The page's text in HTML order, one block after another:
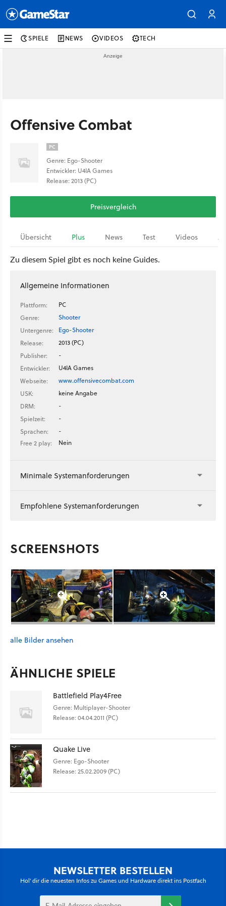
SPIELE NEWS VIDEOS TECH
Offensive Combat
PC
Genre: Ego-Shooter
Entwickler: U4IA Games
Release: 2013 (PC)
Preisvergleich
Übersicht Plus News Test Videos
Zu diesem Spiel gibt es noch keine Guides.
Allgemeine Informationen
Plattform:
PC
Genre:
Shooter
Untergenre:
Ego-Shooter
Release:
2013 (PC)
Publisher:
-
Entwickler:
U4IA Games
Webseite:
www.offensivecombat.com
USK:
keine Angabe
DRM:
-
Spielzeit:
-
Sprachen:
-
Free 2 play:
Nein
Minimale Systemanforderungen
Empfohlene Systemanforderungen
SCREENSHOTS
alle Bilder ansehen
ÄHNLICHE SPIELE
Battlefield Play4Free
Genre: Multiplayer-Shooter
Release: 04.04.2011 (PC)
Quake Live
Genre: Ego-Shooter
Release: 25.02.2009 (PC)
NEWSLETTER BESTELLEN
Hol' dir die neuesten Infos zu Games und Hardware direkt ins Postfach